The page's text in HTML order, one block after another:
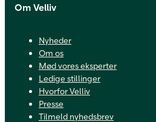
Om Velliv
Nyheder
Om os
Mød vores eksperter
Ledige stillinger
Hvorfor Velliv
Presse
Tilmeld nyhedsbrev